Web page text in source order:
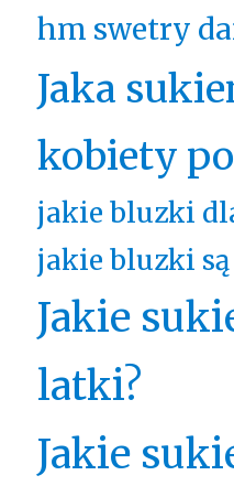
hm swetry
Jaka
kobiety
jakie bluzki
jakie bluzki
Jakie
latki?
Jakie